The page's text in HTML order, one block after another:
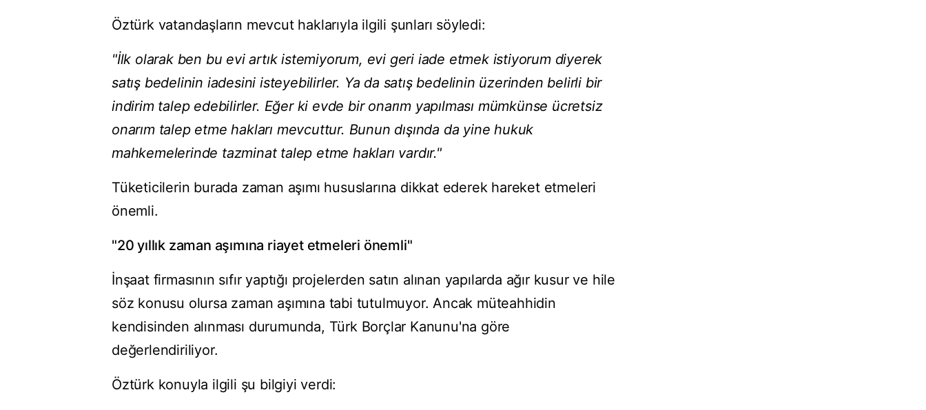
Öztürk vatandaşların mevcut haklarıyla ilgili şunları söyledi:
"İlk olarak ben bu evi artık istemiyorum, evi geri iade etmek istiyorum diyerek
satış bedelinin iadesini isteyebilirler. Ya da satış bedelinin üzerinden belirli bir
indirim talep edebilirler. Eğer ki evde bir onarım yapılması mümkünse ücretsiz
onarım talep etme hakları mevcuttur. Bunun dışında da yine hukuk
mahkemelerinde tazminat talep etme hakları vardır."
Tüketicilerin burada zaman aşımı hususlarına dikkat ederek hareket etmeleri
önemli.
"20 yıllık zaman aşımına riayet etmeleri önemli"
İnşaat firmasının sıfır yaptığı projelerden satın alınan yapılarda ağır kusur ve hile
söz konusu olursa zaman aşımına tabi tutulmuyor. Ancak müteahhidin
kendisinden alınması durumunda, Türk Borçlar Kanunu'na göre
değerlendiriliyor.
Öztürk konuyla ilgili şu bilgiyi verdi: